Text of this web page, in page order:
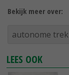
Bekijk meer over:
autonome
LEES OOK